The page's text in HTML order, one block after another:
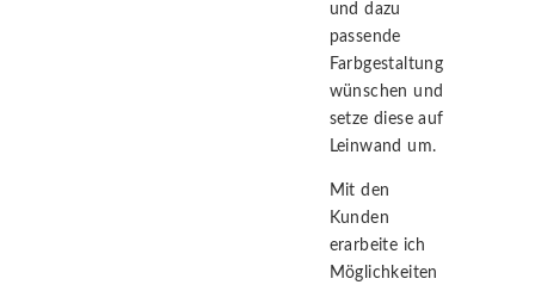
und dazu
passende
Farbgestaltung
wünschen und
setze diese auf
Leinwand um.
Mit den
Kunden
erarbeite ich
Möglichkeiten